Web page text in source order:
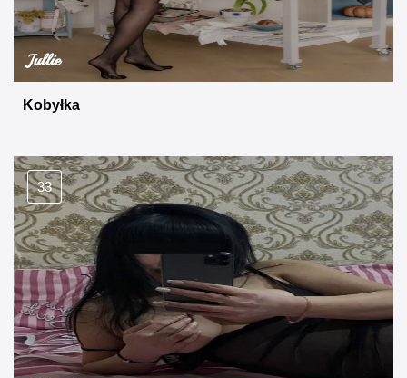
Jullie
Kobyłka
33